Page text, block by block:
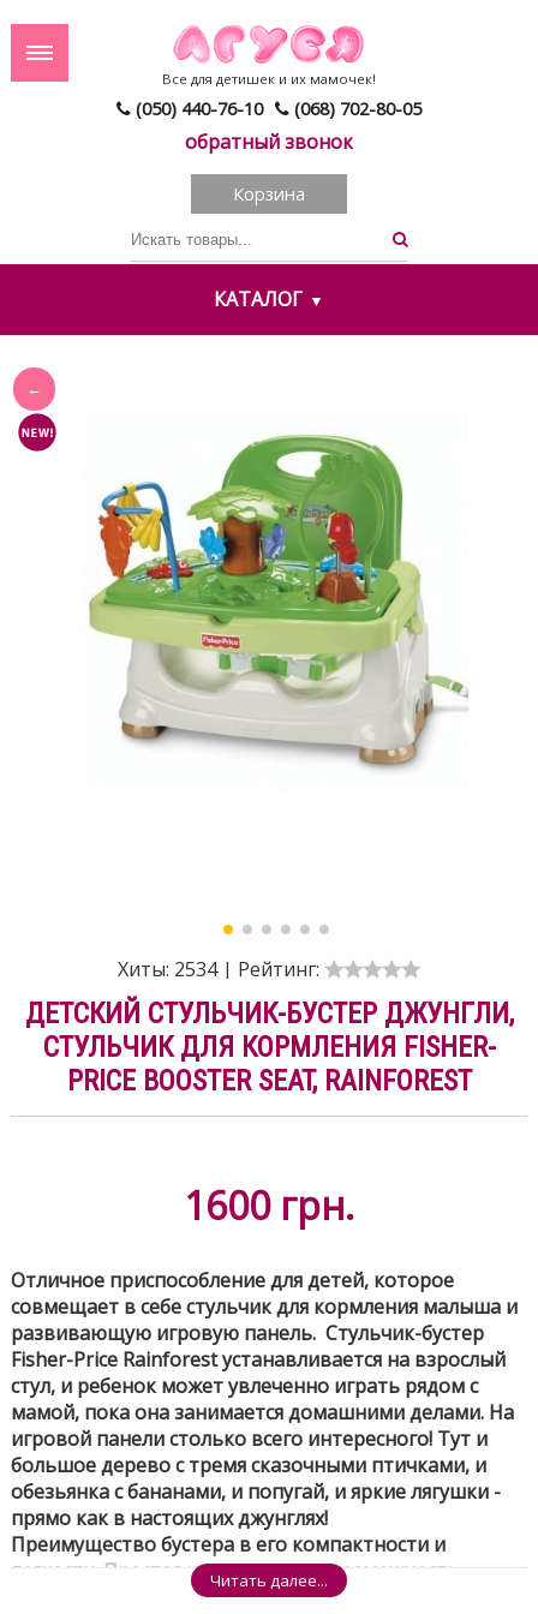
(050) 440-76-10 (068) 702-80-05
обратный звонок
Все для детишек и их мамочек!
Корзина
КАТАЛОГ
Хиты: 2534 | Рейтинг:
ДЕТСКИЙ СТУЛЬЧИК-БУСТЕР ДЖУНГЛИ,
СТУЛЬЧИК ДЛЯ КОРМЛЕНИЯ FISHER-
PRICE BOOSTER SEAT, RAINFOREST
1600 грн.
Отличное приспособление для детей, которое
совмещает в себе стульчик для кормления малыша и
развивающую игровую панель. Стульчик-бустер
Fisher-Price Rainforest устанавливается на взрослый
стул, и ребенок может увлеченно играть рядом с
мамой, пока она занимается домашними делами. На
игровой панели столько всего интересного! Тут и
большое дерево с тремя сказочными птичками, и
обезьянка с бананами, и попугай, и яркие лягушки -
прямо как в настоящих джунглях!
Преимущество бустера в его компактности и
легкости. Простая конструкция и возможность
сложить стульчик позволяют брать его с собой на
Читать далее...